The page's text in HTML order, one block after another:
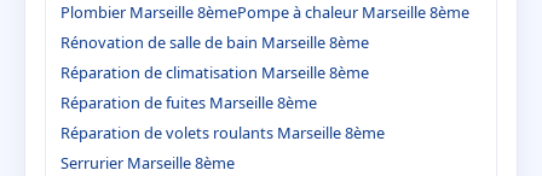
Plombier Marseille 8èmePompe à chaleur Marseille 8ème
Rénovation de salle de bain Marseille 8ème
Réparation de climatisation Marseille 8ème
Réparation de fuites Marseille 8ème
Réparation de volets roulants Marseille 8ème
Serrurier Marseille 8ème